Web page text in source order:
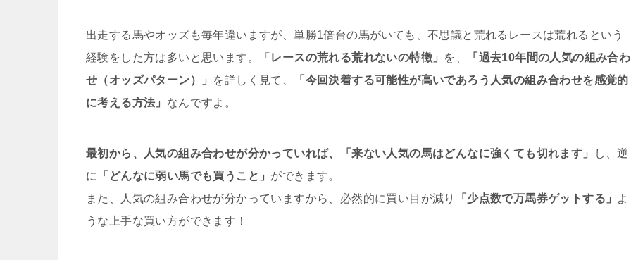
出走する馬やオッズも毎年違いますが、単勝1倍台の馬がいても、不思議と荒れるレースは荒れるという
経験をした方は多いと思います。「 レースの荒れる荒れないの特徴」 を、
「過去10年間の人気の組み合わ
せ（オッズパターン）」 を詳しく見て、
「今回決着する可能性が高いであろう人気の組み合わせを感覚的
に考える方法」 なんですよ。
最初から、人気の組み合わせが分かっていれば、「来ない人気の馬はどんなに強くても切れます」
し、逆
に
「どんなに弱い馬でも買うこと」 ができます。
また、人気の組み合わせが分かっていますから、必然的に買い目が減り
「少点数で万馬券ゲットする」 よ
うな上手な買い方ができます！